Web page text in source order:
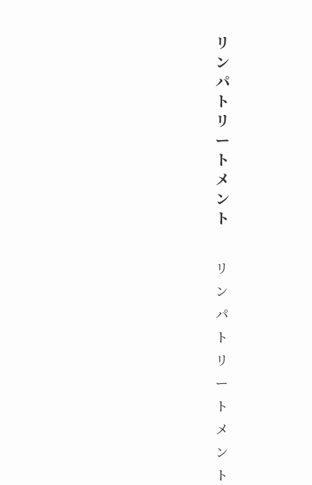
リ
ン
パ
ト
リ
ー
ト
メ
ン
ト
リ
ン
パ
ト
リ
ー
ト
メ
ン
ト